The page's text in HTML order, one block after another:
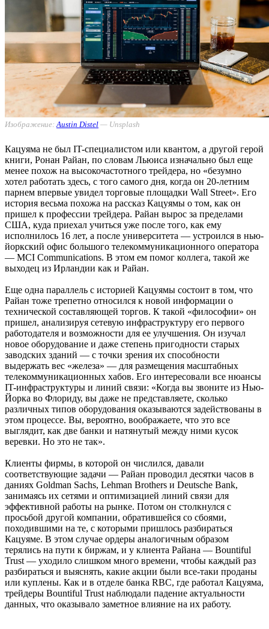
Изображение: Austin Distel — Unsplash
Кацуяма не был IT-специалистом или квантом, а другой герой
книги, Ронан Райан, по словам Льюиса изначально был еще
менее похож на высокочастотного трейдера, но «безумно
хотел работать здесь, с того самого дня, когда он 20-летним
парнем впервые увидел торговые площадки Wall Street». Его
история весьма похожа на рассказ Кацуямы о том, как он
пришел к профессии трейдера. Райан вырос за пределами
США, куда приехал учиться уже после того, как ему
исполнилось 16 лет, а после университета — устроился в нью-
йоркский офис большого телекоммуникационного оператора
— MCI Communications. В этом ем помог коллега, такой же
выходец из Ирландии как и Райан.
Еще одна параллель с историей Кацуямы состоит в том, что
Райан тоже трепетно относился к новой информации о
технической составляющей торгов. К такой «философии» он
пришел, анализируя сетевую инфраструктуру его первого
работодателя и возможности для ее улучшения. Он изучал
новое оборудование и даже степень пригодности старых
заводских зданий — с точки зрения их способности
выдержать вес «железа» — для размещения масштабных
телекоммуникационных хабов. Его интересовали все нюансы
IT-инфраструктуры и линий связи: «Когда вы звоните из Нью-
Йорка во Флориду, вы даже не представляете, сколько
различных типов оборудования оказываются задействованы в
этом процессе. Вы, вероятно, воображаете, что это все
выглядит, как две банки и натянутый между ними кусок
веревки. Но это не так».
Клиенты фирмы, в которой он числился, давали
соответствующие задачи — Райан проводил десятки часов в
даниях Goldman Sachs, Lehman Brothers и Deutsche Bank,
занимаясь их сетями и оптимизацией линий связи для
эффективной работы на рынке. Потом он столкнулся с
просьбой другой компании, обратившейся со сбоями,
походившими на те, с которыми пришлось разбираться
Кацуяме. В этом случае ордеры аналогичным образом
терялись на пути к биржам, и у клиента Райана — Bountiful
Trust — уходило слишком много времени, чтобы каждый раз
разбираться и выяснять, какие акции были все-таки проданы
или куплены. Как и в отделе банка RBC, где работал Кацуяма,
трейдеры Bountiful Trust наблюдали падение актуальности
данных, что оказывало заметное влияние на их работу.